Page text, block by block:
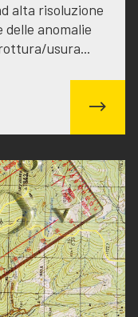
alta risoluzione
anomalie
usura...